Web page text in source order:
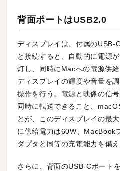
背面ポートはUSB2.0
ディスプレイは、付属のUSB-
と接続すると、自動的に電源
灯し、同時にMacへの電源供給
ディスプレイの輝度や音量を
操作を行う。電源と映像の信
同時に転送できること、
とが、このディスプレイの最
に供給電力は60W、MacBook
ダプタと同等の充電能力を備え
さらに、背面のUSB-Cポート